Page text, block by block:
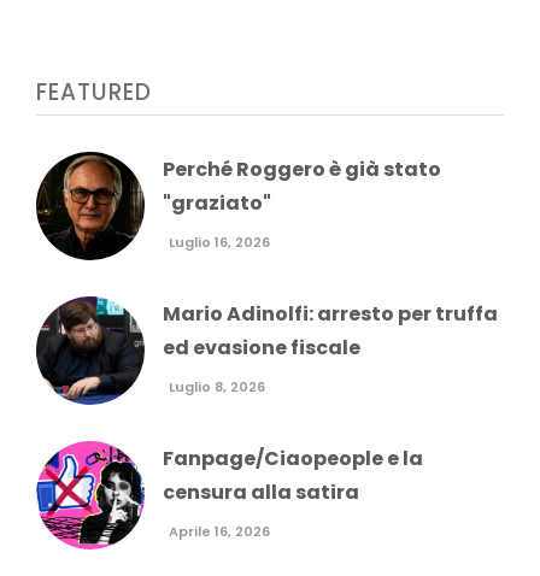
FEATURED
Perché Roggero è già stato
"graziato"
Luglio 16, 2026
Mario Adinolfi: arresto per truffa
ed evasione fiscale
Luglio 8, 2026
Fanpage/Ciaopeople e la
censura alla satira
Aprile 16, 2026